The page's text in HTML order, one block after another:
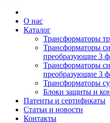
О нас
Каталог
Трансформаторы
Трансформаторы
преобразующие 3
Трансформаторы
преобразующие 3
Трансформаторы
Блоки защиты и
Патенты и сертификаты
Статьи и новости
Контакты